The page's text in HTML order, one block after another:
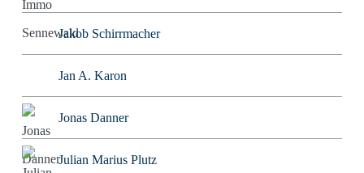
Jakob Schirrmacher
Jan A. Karon
Jonas Danner
Julian Marius Plutz